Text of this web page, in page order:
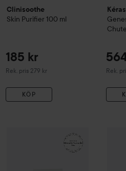
Clinisoothe
Skin Purifier 100 ml
185 kr
Rek. pris 279 kr
Rekommenderat pris 279 kr
KÖP
Rek.
& Eyebrow Tint 3 Natural Brown
La Roche-Posay